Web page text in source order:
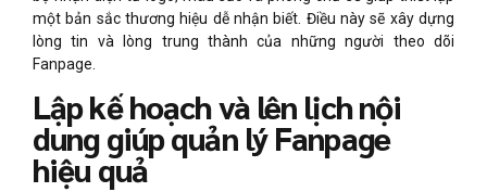
một bản sắc thương hiệu dễ nhận biết. Điều này sẽ xây dựng
lòng tin và lòng trung thành của những người theo dõi
Fanpage.
Lập kế hoạch và lên lịch nội
dung giúp quản lý Fanpage
hiệu quả